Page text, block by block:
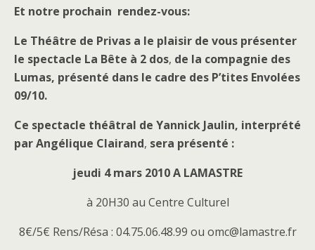
Et notre prochain rendez-vous:
Le Théâtre de Privas a le plaisir de vous présenter
le spectacle La Bête à 2 dos, de la compagnie des
Lumas, présenté dans le cadre des P’tites Envolées
09/10.
Ce spectacle théâtral de Yannick Jaulin, interprété
parAngélique Clairand, sera présenté :
jeudi 4 mars 2010 A LAMASTRE
à 20H30 au Centre Culturel
8€/5€ Rens/Résa : 04.75.06.48.99 ou omc@lamastre.fr